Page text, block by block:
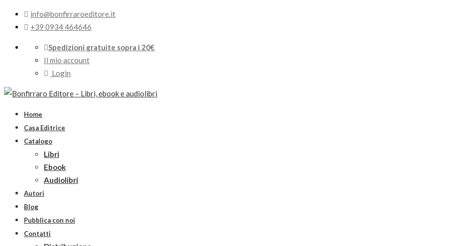
info@bonfirraroeditore.it
+39 0934 464646
Spedizioni gratuite sopra i 20€
Il mio account
Login
Home
Casa Editrice
Catalogo
Libri
Ebook
Audiolibri
Autori
Blog
Pubblica con noi
Contatti